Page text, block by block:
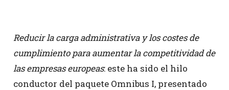
Reducir la carga administrativa y los costes de
cumplimiento para aumentar la competitividad de
las empresas europeas: este ha sido el hilo
conductor del paquete Omnibus I, presentado